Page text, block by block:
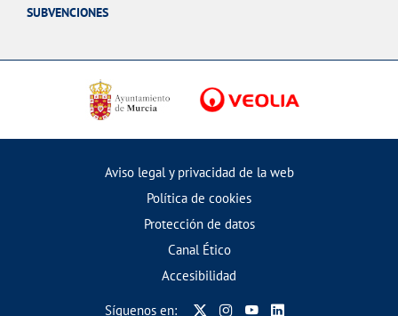
SUBVENCIONES
Aviso legal y privacidad de la web
Política de cookies
Protección de datos
Canal Ético
Accesibilidad
Síguenos en: